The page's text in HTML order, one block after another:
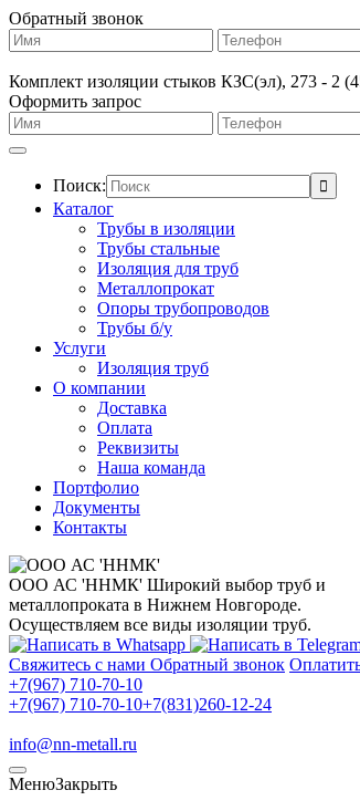
Обратный звонок
Комплект изоляции стыков КЗС(эл), 273 - 2
Оформить запрос
Поиск:
Каталог
Трубы в изоляции
Трубы стальные
Изоляция для труб
Металлопрокат
Опоры трубопроводов
Трубы б/у
Услуги
Изоляция труб
О компании
Доставка
Оплата
Реквизиты
Наша команда
Портфолио
Документы
Контакты
ООО АС 'ННМК' Широкий выбор труб и
металлопроката в Нижнем Новгороде.
Осуществляем все виды изоляции труб.
Свяжитесь с нами Обратный звонок
+7(967) 710-70-10
+7(967) 710-70-10+7(831)260-12-24
info@nn-metall.ru
МенюЗакрыть